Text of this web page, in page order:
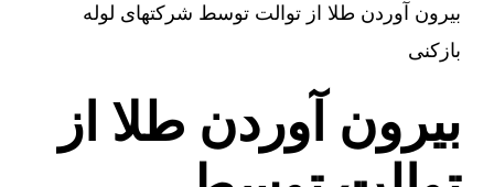
بیرون آوردن طلا از توالت توسط شرکتهای لوله
بازکنی
بیرون آوردن طلا از